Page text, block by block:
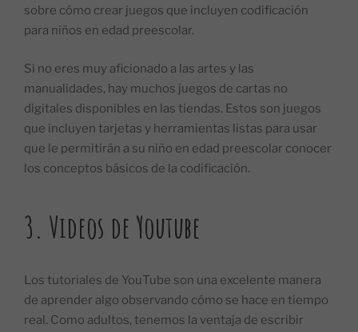
sobre cómo crear juegos que incluyen codificación
para niños en edad preescolar.
Si no eres muy aficionado a las artes y las
manualidades, hay muchos juegos de cartas no
digitales disponibles en las tiendas. Estos son juegos
que incluyen tarjetas y herramientas listas para usar
que le permitirán a su niño en edad preescolar conocer
los conceptos básicos de la codificación.
3. Videos de Youtube
Los tutoriales de YouTube son una excelente manera
de aprender algo observando cómo se hace en tiempo
real. Como adultos, tenemos la ventaja de escribir